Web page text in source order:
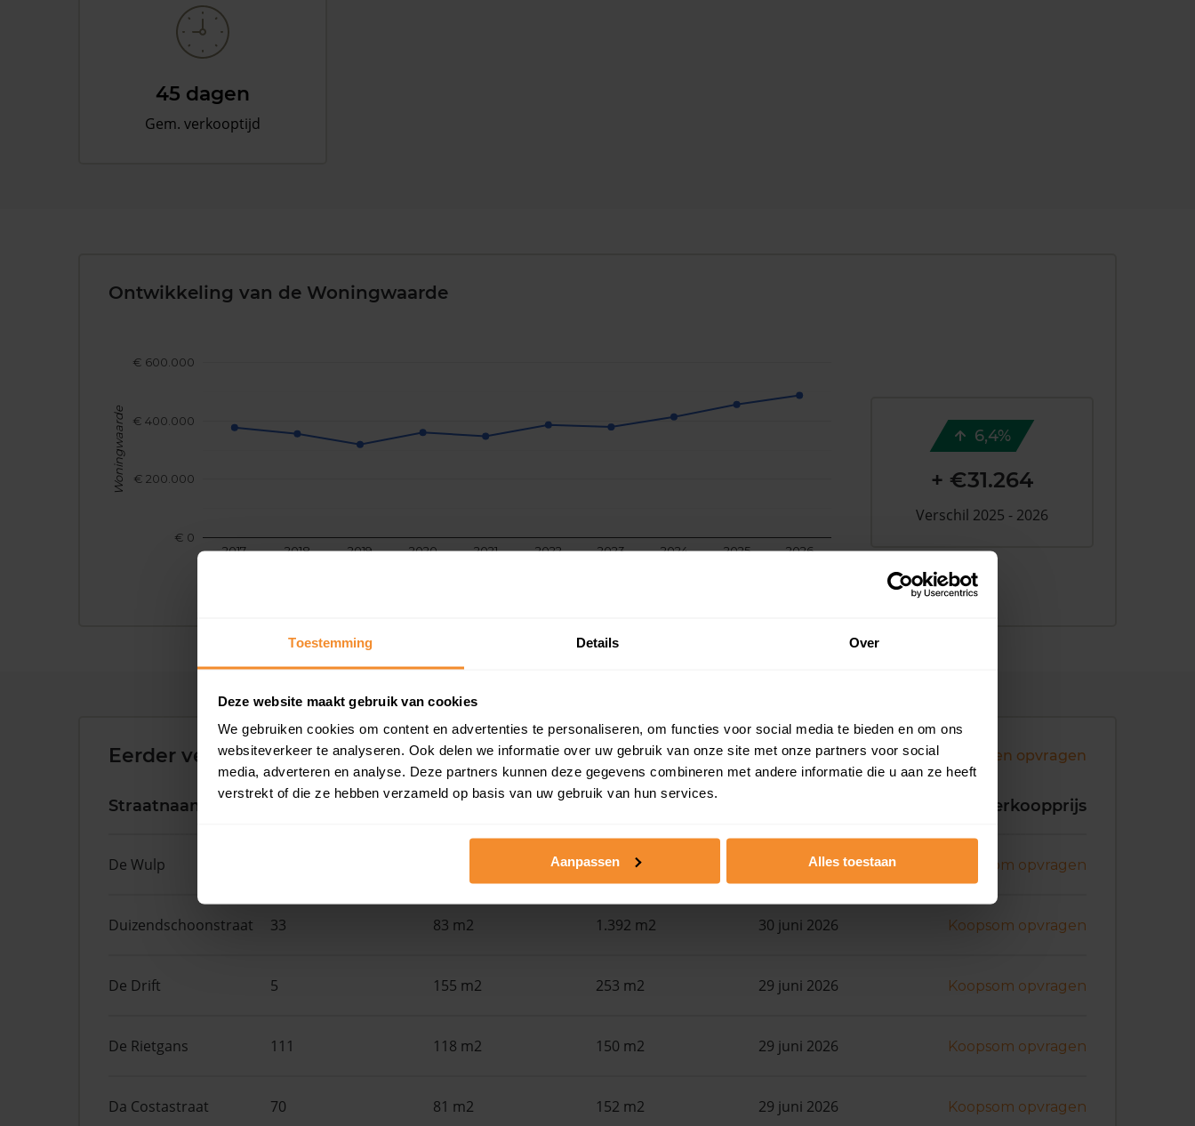
Toestemming Details Over
Deze website maakt gebruik van cookies
We gebruiken cookies om content en advertenties te personaliseren, om functies voor social media te bieden en om ons
websiteverkeer te analyseren. Ook delen we informatie over uw gebruik van onze site met onze partners voor social
media, adverteren en analyse. Deze partners kunnen deze gegevens combineren met andere informatie die u aan ze heeft
verstrekt of die ze hebben verzameld op basis van uw gebruik van hun services.
Aanpassen Alles toestaan
45 dagen
Gem. verkooptijd
Ontwikkeling van de Woningwaarde
2017 2018 2019 2020 2021 2022 2023 2024 2025 2026
€ 0
€ 200.000
€ 400.000
€ 600.000
Woningwaarde 6,4%
+ €31.264
Verschil 2025 - 2026
Eerder verkochte woningen in de buurt Andere koopsommen opvragen
Straatnaam Woonoppervlak Verkoopprijs
De Wulp 208 m2 30 juni 2026 Koopsom opvragen
Duizendschoonstraat 33 83 m2 1.392 m2 30 juni 2026 Koopsom opvragen
De Drift 5 155 m2 253 m2 29 juni 2026 Koopsom opvragen
De Rietgans 111 118 m2 150 m2 29 juni 2026 Koopsom opvragen
Da Costastraat 70 81 m2 152 m2 29 juni 2026 Koopsom opvragen